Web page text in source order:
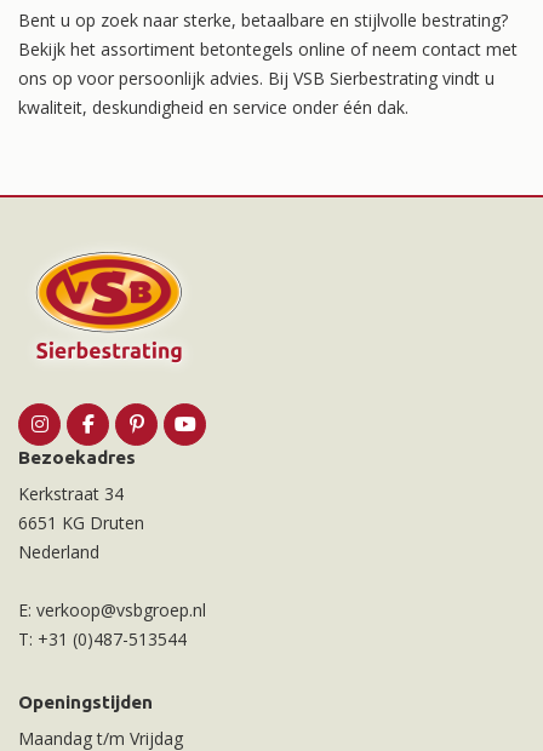
Bent u op zoek naar sterke, betaalbare en stijlvolle bestrating?
Bekijk het assortiment betontegels online of neem contact met
ons op voor persoonlijk advies. Bij VSB Sierbestrating vindt u
kwaliteit, deskundigheid en service onder één dak.
Bezoekadres
Kerkstraat 34
6651 KG Druten
Nederland
E: verkoop@vsbgroep.nl
T: +31 (0)487-513544
Openingstijden
Maandag t/m Vrijdag